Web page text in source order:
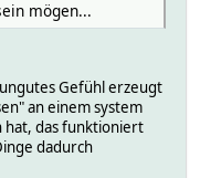
mögen...
Gefühl erzeugt
an einem system
hat, das funktioniert
dadurch